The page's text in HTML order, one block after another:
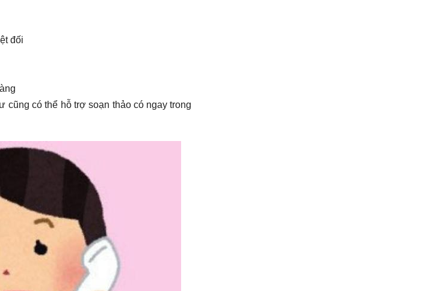
đối
cũng có thể hỗ trợ soạn thảo có ngay trong